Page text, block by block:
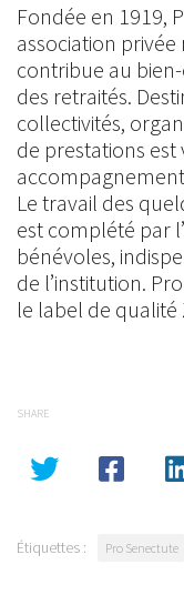
Fondée en 1919,
association
contribue au
des retraités.
collectivités,
de prestations est
Le travail des
est complété par
bénévoles,
de l’institution.
le label de qualité
SHARE
Étiquettes : Pro Senectute